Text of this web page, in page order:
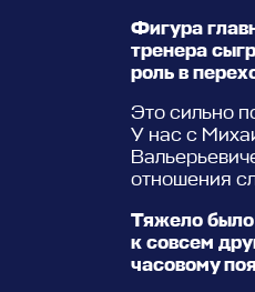
Фигура
тренера
роль в
Это сильно
У нас с
отношения
Тяжело
к совсем
часовому